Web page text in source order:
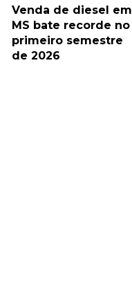
Venda de diesel em
MS bate recorde no
primeiro semestre
de 2026